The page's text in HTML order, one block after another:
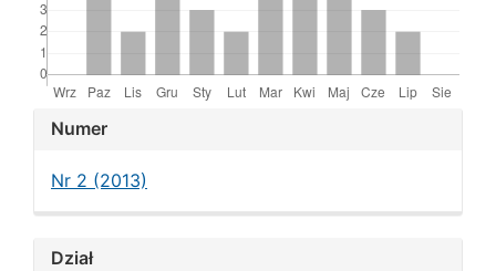
Article
Numer
Nr 2 (2013)
Dział